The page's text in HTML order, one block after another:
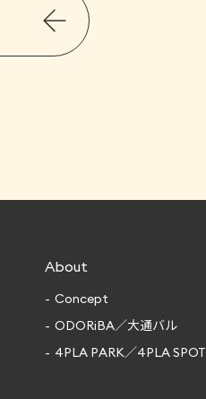
About
Concept
ODORiBA／大通バル
4PLA PARK／4PLA SPOT